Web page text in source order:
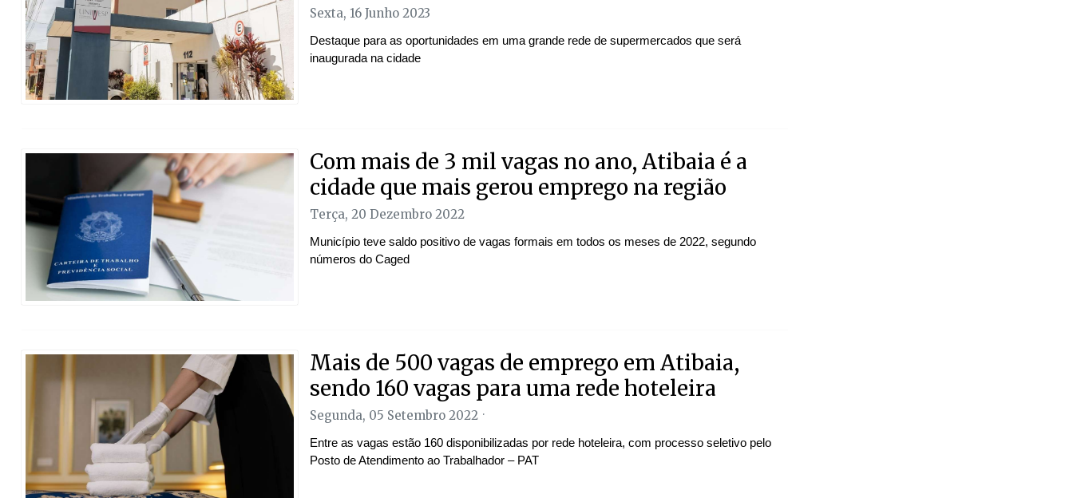
Sexta, 16 Junho 2023
Destaque para as oportunidades em uma grande rede de supermercados que será
inaugurada na cidade
Com mais de 3 mil vagas no ano, Atibaia é a
cidade que mais gerou emprego na região
Terça, 20 Dezembro 2022
Município teve saldo positivo de vagas formais em todos os meses de 2022, segundo
números do Caged
Mais de 500 vagas de emprego em Atibaia,
sendo 160 vagas para uma rede hoteleira
Segunda, 05 Setembro 2022
Entre as vagas estão 160 disponibilizadas por rede hoteleira, com processo seletivo pelo
Posto de Atendimento ao Trabalhador – PAT